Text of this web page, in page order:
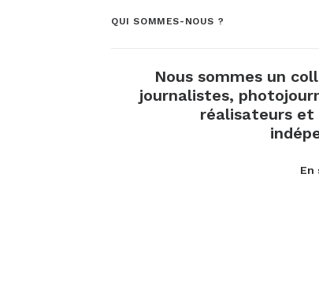
QUI SOMMES-NOUS ?
Nous sommes un
journalistes,
réalisateurs et
En